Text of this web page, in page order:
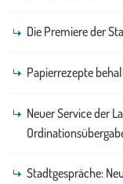
Die Premiere der
Papierrezepte
Neuer Service der
Stadtgespräche: